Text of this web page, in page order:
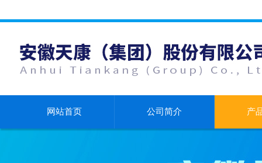
网站首页 公司简介 产